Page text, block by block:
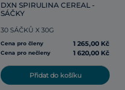
DXN SPIRULINA CEREAL -
SÁČKY
30 SÁČKŮ X 30G
Cena pro členy 1 265,00 Kč
Cena pro nečleny 1 620,00 Kč
Přidat do košíku